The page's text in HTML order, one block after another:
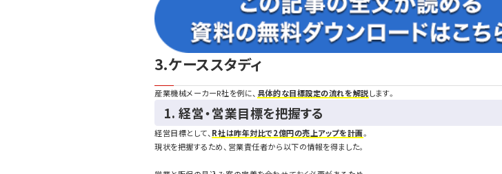
3.ケーススタディ
産業機械メーカーR社を例に、 具体的な目標設定の流れを解説します。
1. 経営・営業目標を把握する
経営目標として、 R社は昨年対比で2億円の売上アップを計画。
現状を把握するため、営業責任者から以下の情報を得ました。